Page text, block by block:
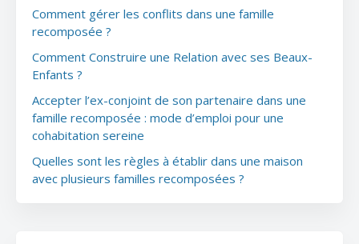
Comment gérer les conflits dans une famille
recomposée ?
Comment Construire une Relation avec ses Beaux-
Enfants ?
Accepter l’ex-conjoint de son partenaire dans une
famille recomposée : mode d’emploi pour une
cohabitation sereine
Quelles sont les règles à établir dans une maison
avec plusieurs familles recomposées ?